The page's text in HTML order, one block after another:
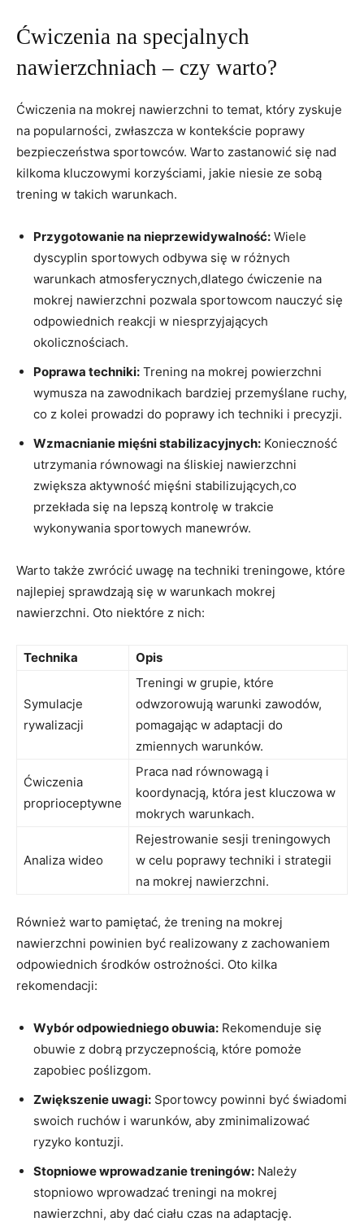
Ćwiczenia na specjalnych
nawierzchniach – czy warto?
Ćwiczenia na mokrej nawierzchni to temat, który zyskuje
na popularności, zwłaszcza w kontekście poprawy
bezpieczeństwa sportowców. Warto zastanowić się nad
kilkoma kluczowymi korzyściami, jakie niesie ze sobą
trening w takich warunkach.
Przygotowanie na nieprzewidywalność: Wiele
dyscyplin sportowych odbywa się w różnych
warunkach atmosferycznych,dlatego ćwiczenie na
mokrej nawierzchni pozwala sportowcom nauczyć się
odpowiednich reakcji w niesprzyjających
okolicznościach.
Poprawa techniki: Trening na mokrej powierzchni
wymusza na zawodnikach bardziej przemyślane ruchy,
co z kolei prowadzi do poprawy ich techniki i precyzji.
Wzmacnianie mięśni stabilizacyjnych: Konieczność
utrzymania równowagi na śliskiej nawierzchni
zwiększa aktywność mięśni stabilizujących,co
przekłada się na lepszą kontrolę w trakcie
wykonywania sportowych manewrów.
Warto także zwrócić uwagę na techniki treningowe, które
najlepiej sprawdzają się w warunkach mokrej
nawierzchni. Oto niektóre z nich:
Technika Opis
Symulacje
rywalizacji
Treningi w grupie, które
odwzorowują warunki zawodów,
pomagając w adaptacji do
zmiennych warunków.
Ćwiczenia
proprioceptywne
Praca nad równowagą i
koordynacją, która jest kluczowa w
mokrych warunkach.
Analiza wideo
Rejestrowanie sesji treningowych
w celu poprawy techniki i strategii
na mokrej nawierzchni.
Również warto pamiętać, że trening na mokrej
nawierzchni powinien być realizowany z zachowaniem
odpowiednich środków ostrożności. Oto kilka
rekomendacji:
Wybór odpowiedniego obuwia: Rekomenduje się
obuwie z dobrą przyczepnością, które pomoże
zapobiec poślizgom.
Zwiększenie uwagi: Sportowcy powinni być świadomi
swoich ruchów i warunków, aby zminimalizować
ryzyko kontuzji.
Stopniowe wprowadzanie treningów: Należy
stopniowo wprowadzać treningi na mokrej
nawierzchni, aby dać ciału czas na adaptację.